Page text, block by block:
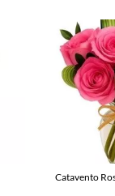
Catavento